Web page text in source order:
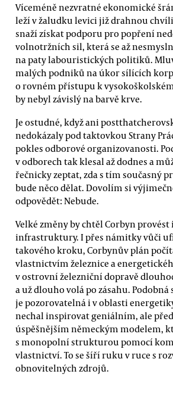
Víceméně nezvratné ekonomické
leží v žaludku levici již drahnou
snaží získat podporu pro popření
volnotržních sil, která se až
na paty labouristických politiků.
malých podniků na úkor sílících
o rovném přístupu k
by nebyl závislý na barvě krve.
Je ostudné, když ani
nedokázaly pod taktovkou Strany
pokles odborové organizovanosti.
v odborech tak klesal až dodnes a
řečnicky zeptat, zda s tím současný
bude něco dělat. Dovolím si
odpovědět: Nebude.
Velké změny by chtěl Corbyn
infrastruktury. I přes námitky vůči
takového kroku, Corbynův plán
vlastnictvím železnice a
v ostrovní železniční dopravě
a už dlouho volá po zásahu. Podobná
je pozorovatelná i v oblasti
nechal inspirovat geniálním, ale
úspěšnějším německým modelem,
s monopolní strukturou pomocí
vlastnictví. To se šíří ruku v ruce s
obnovitelných zdrojů.